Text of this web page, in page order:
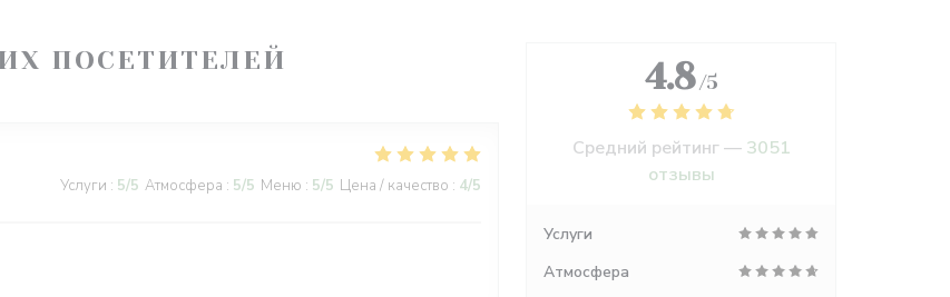
ПОСЕТИТЕЛЕЙ
Услуги : 5/5 Атмосфера : 5/5 Меню : 5/5 Цена / качество : 4/5
4.8 /5
Средний рейтинг — 3051
отзывы
Услуги
Атмосфера